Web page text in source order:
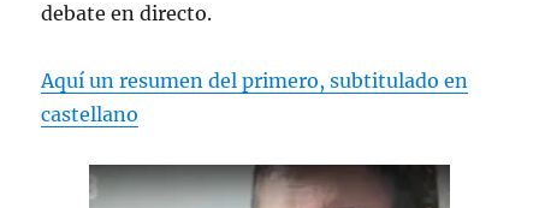
debate en directo.
Aquí un resumen del primero, subtitulado en
castellano